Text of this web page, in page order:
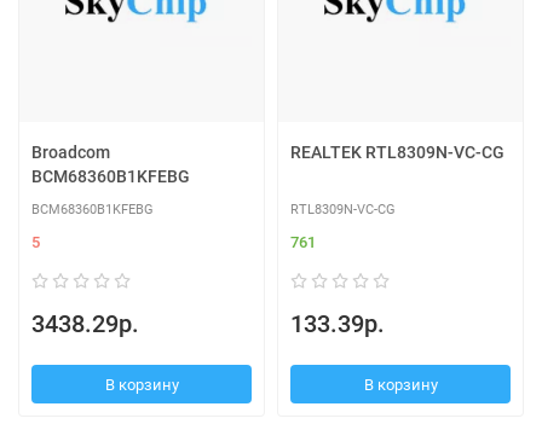
Broadcom
BCM68360B1KFEBG
BCM68360B1KFEBG
5
3438.29р.
В корзину
REALTEK RTL8309N-VC-CG
RTL8309N-VC-CG
761
133.39р.
В корзину